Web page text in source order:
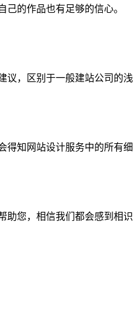
的作品也有足够的信心。
议，区别于一般建站公司的
得知网站设计服务中的所有
助您，相信我们都会感到相